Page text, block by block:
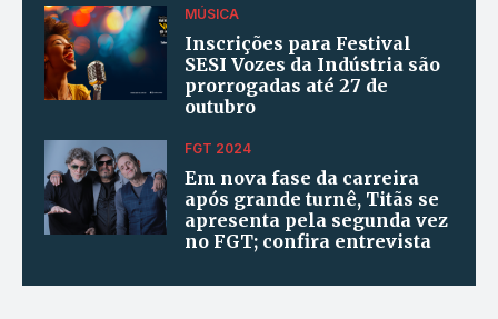
MÚSICA
Inscrições para Festival
SESI Vozes da Indústria são
prorrogadas até 27 de
outubro
FGT 2024
Em nova fase da carreira
após grande turnê, Titãs se
apresenta pela segunda vez
no FGT; confira entrevista